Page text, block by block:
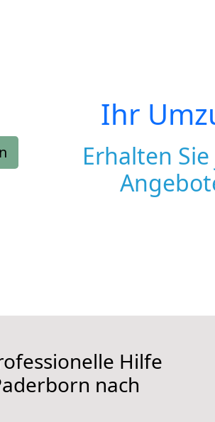
Ihr
Erhalten
Hilfe
nach